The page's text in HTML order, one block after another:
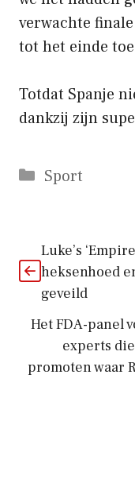
verwachte
tot het einde
Totdat Spanje
dankzij zijn
Categorieën
Sport
Luke’s
heksenhoed
geveild
Het FDA-panel
experts
promoten waar